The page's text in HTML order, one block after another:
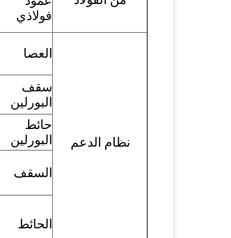
فولاذي
نظام الدعم
العصا
سقف
البورلين
حائط
البورلين
السقف
الحائط